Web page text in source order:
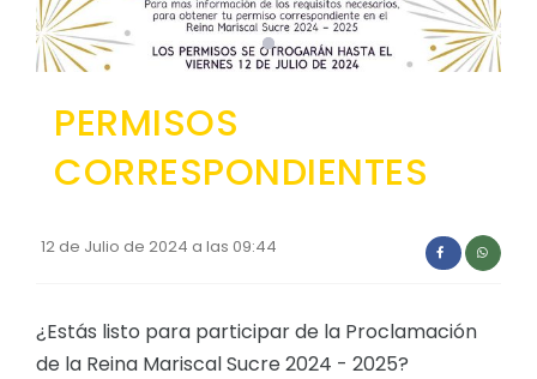
Convocatorias
GESTIÓN ADMINISTRATIVA
Plan de desarrollo y Ordenamiento Territorial -
Plan Anual Contratación - PAC
Convenios Institucionales
Cédulas presupuestarias y balances
PERMISOS
CORRESPONDIENTES
12 de Julio de 2024 a las 09:44
¿Estás listo para participar de la Proclamación
de la Reina Mariscal Sucre 2024 - 2025?